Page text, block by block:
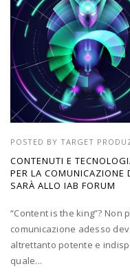
POSTED BY TARGET
CONTENUTI E
PER LA COMUNICAZIONE
SARÀ ALLO IAB FORUM
“Content is the king”? Non
comunicazione adesso
altrettanto potente e
quale...